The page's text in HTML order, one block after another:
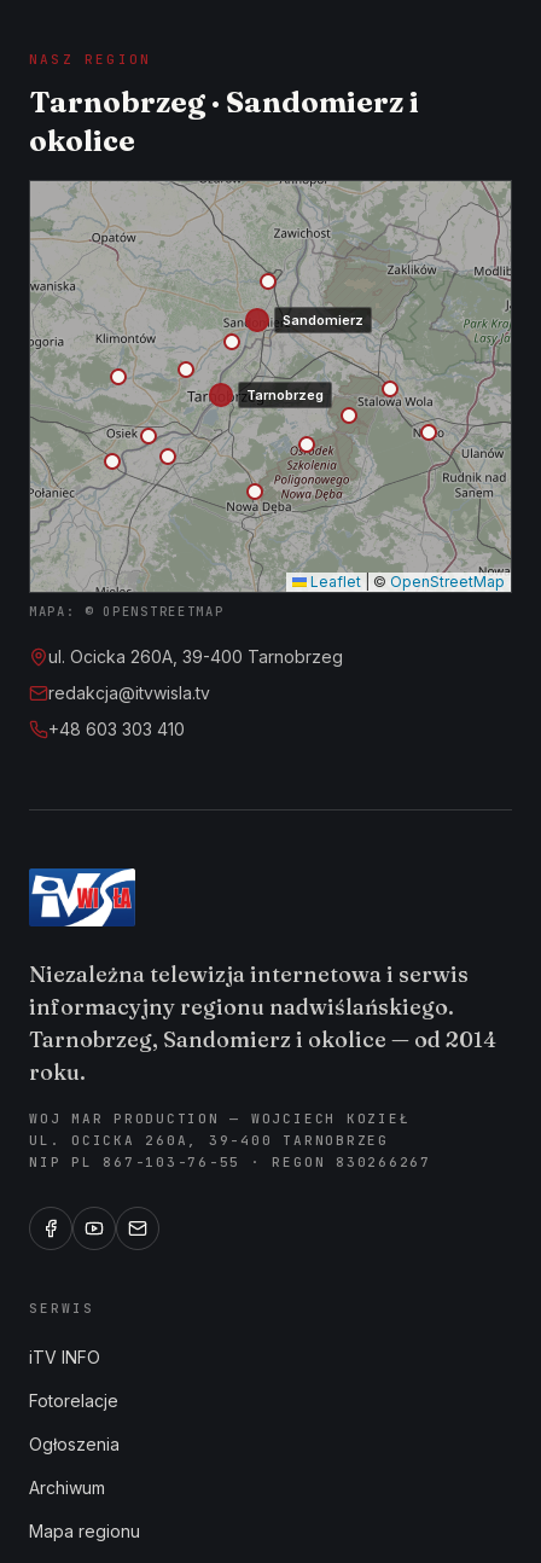
NASZ REGION
Tarnobrzeg · Sandomierz i
okolice
Tarnobrzeg
Sandomierz
Leaflet © OpenStreetMap
MAPA: © OPENSTREETMAP
ul. Ocicka 260A, 39-400 Tarnobrzeg
redakcja@itvwisla.tv
+48 603 303 410
Niezależna telewizja internetowa i serwis
informacyjny regionu nadwiślańskiego.
Tarnobrzeg, Sandomierz i okolice — od 2014
roku.
WOJ MAR PRODUCTION — WOJCIECH KOZIEŁ
UL. OCICKA 260A, 39-400 TARNOBRZEG
NIP PL 867-103-76-55 · REGON 830266267
SERWIS
iTV INFO
Fotorelacje
Ogłoszenia
Archiwum
Mapa regionu